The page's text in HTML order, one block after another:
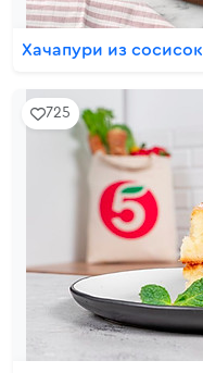
Хачапури из сосисок
725